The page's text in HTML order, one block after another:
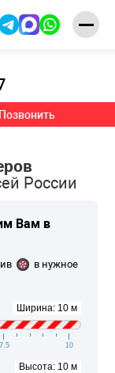
Позвонить
России
Вам в
в нужное
Ширина: 10 м
7.5 10
Высота: 10 м